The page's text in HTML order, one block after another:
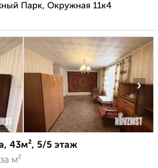
Парк, Окружная 11к4
›
43м², 5/5 этаж
за м²